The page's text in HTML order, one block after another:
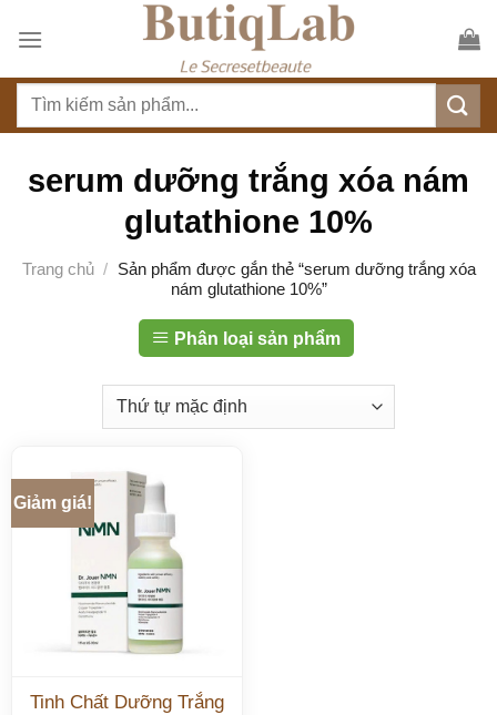
serum dưỡng trắng xóa nám
glutathione 10%
Trang chủ / Sản phẩm được gắn thẻ “serum dưỡng trắng xóa
nám glutathione 10%”
Phân loại sản phẩm
Giảm giá!
Tinh Chất Dưỡng Trắng